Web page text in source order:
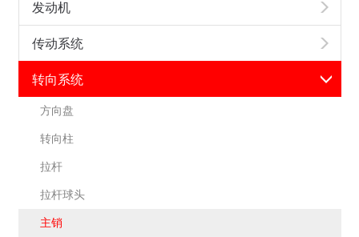
发动机
传动系统
转向系统
方向盘
转向柱
拉杆
拉杆球头
主销